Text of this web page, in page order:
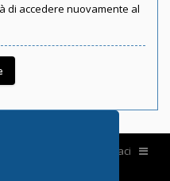
di accedere nuovamente al
Contattaci